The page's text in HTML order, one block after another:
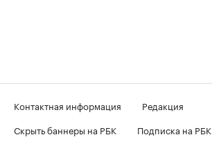
Контактная информация
Редакция
Скрыть баннеры на РБК
Подписка на РБК